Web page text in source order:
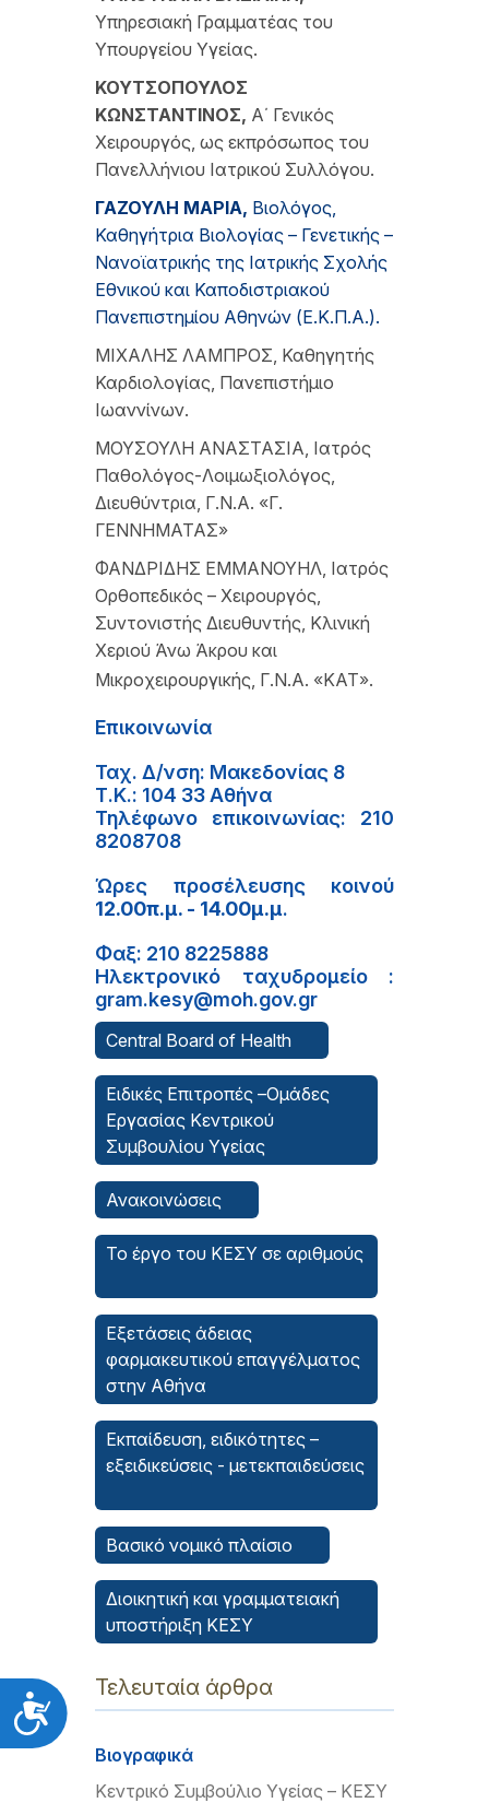
Προσιτότητα
Υπηρεσιακή Γραμματέας του
Υπουργείου Υγείας.
ΚΟΥΤΣΟΠΟΥΛΟΣ
ΚΩΝΣΤΑΝΤΙΝΟΣ, Α΄ Γενικός
Χειρουργός, ως εκπρόσωπος του
Πανελλήνιου Ιατρικού Συλλόγου.
ΓΑΖΟΥΛΗ ΜΑΡΙΑ, Βιολόγος,
Καθηγήτρια Βιολογίας – Γενετικής –
Νανοϊατρικής της Ιατρικής Σχολής
Εθνικού και Καποδιστριακού
Πανεπιστημίου Αθηνών (Ε.Κ.Π.Α.).
ΜΙΧΑΛΗΣ ΛΑΜΠΡΟΣ, Καθηγητής
Καρδιολογίας, Πανεπιστήμιο
Ιωαννίνων.
ΜΟΥΣΟΥΛΗ ΑΝΑΣΤΑΣΙΑ, Ιατρός
Παθολόγος-Λοιμωξιολόγος,
Διευθύντρια, Γ.Ν.Α. «Γ.
ΓΕΝΝΗΜΑΤΑΣ»
ΦΑΝΔΡΙΔΗΣ ΕΜΜΑΝΟΥΗΛ, Ιατρός
Ορθοπεδικός – Χειρουργός,
Συντονιστής Διευθυντής, Κλινική
Χεριού Άνω Άκρου και
Μικροχειρουργικής, Γ.Ν.Α. «ΚΑΤ».
Επικοινωνία
Ταχ. Δ/νση: Μακεδονίας 8
Τ.Κ.: 104 33 Αθήνα
Τηλέφωνο επικοινωνίας: 210
8208708
Ώρες προσέλευσης κοινού
12.00π.μ. - 14.00μ.μ.
Φαξ: 210 8225888
Ηλεκτρονικό ταχυδρομείο :
gram.kesy@moh.gov.gr
Central Board of Health
Ειδικές Επιτροπές –Ομάδες
Εργασίας Κεντρικού
Συμβουλίου Υγείας
Ανακοινώσεις
Το έργο του ΚΕΣΥ σε αριθμούς
Εξετάσεις άδειας
φαρμακευτικού επαγγέλματος
στην Αθήνα
Εκπαίδευση, ειδικότητες –
εξειδικεύσεις - μετεκπαιδεύσεις
Βασικό νομικό πλαίσιο
Διοικητική και γραμματειακή
υποστήριξη ΚΕΣΥ
Τελευταία άρθρα
Βιογραφικά
Κεντρικό Συμβούλιο Υγείας – ΚΕΣΥ